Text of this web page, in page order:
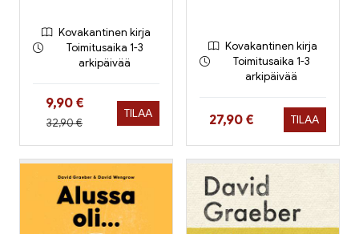
Kovakantinen kirja
Toimitusaika 1-3
arkipäivää
Hinta nyt
9,90 €
Hinta aiemmin
32,90 €
TILAA
Kovakantinen kirja
Toimitusaika 1-3
arkipäivää
Hinta nyt
27,90 € TILAA